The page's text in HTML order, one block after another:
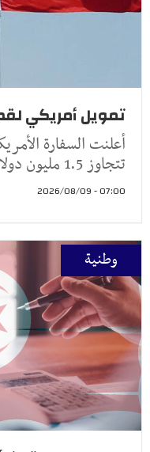
تمويل أمريكي
أعلنت السفارة
تتجاوز 1.5 مليون دولار لدعم الاستثمار الشفاف للقطا
07:00 - 2026/08/09
وطنية